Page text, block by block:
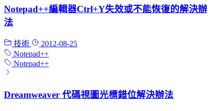
Notepad++編輯器Ctrl+Y失效或不能恢復的解決辦
法
技術
2012-08-25
Notepad++
Notepad++
Dreamweaver 代碼視圖光標錯位解決辦法